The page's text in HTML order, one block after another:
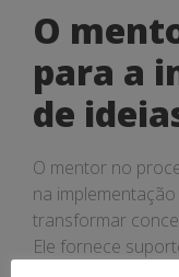
O
para a
de
O mentor no
na
transformar
Ele fornece